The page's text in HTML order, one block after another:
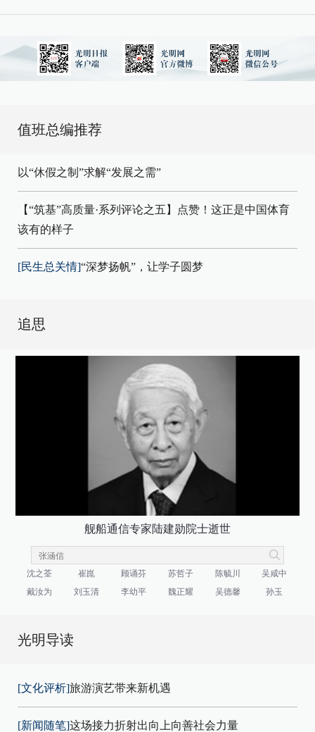
值班总编推荐
以“休假之制”求解“发展之需”
【“筑基”高质量·系列评论之五】点赞！这正是中国体育
该有的样子
[民生总关情]“深梦扬帆”，让学子圆梦
追思
舰船通信专家陆建勋院士逝世
沈之荃 崔崑 顾诵芬 苏哲子 陈毓川
吴咸中
戴汝为
刘玉清 李幼平 魏正耀 吴德馨 孙玉
光明导读
[文化评析]旅游演艺带来新机遇
[新闻随笔]这场接力折射出向上向善社会力量